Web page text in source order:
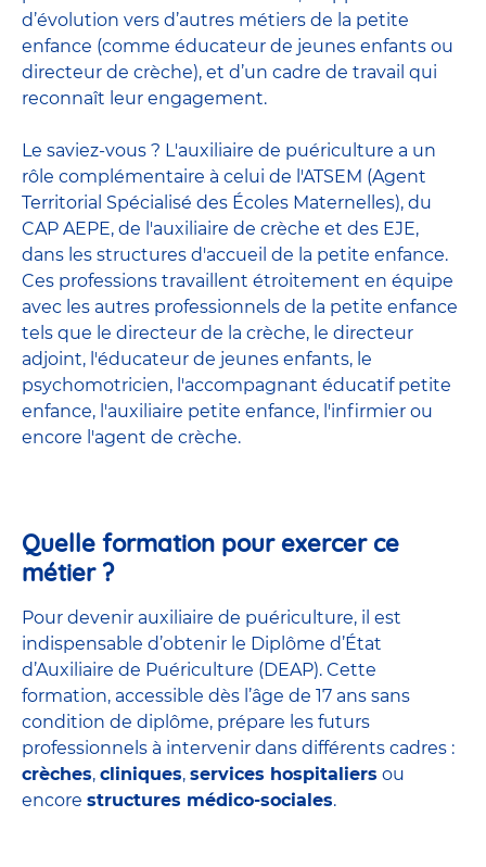
d’évolution vers d’autres métiers de la petite
enfance (comme éducateur de jeunes enfants ou
directeur de crèche), et d’un cadre de travail qui
reconnaît leur engagement.
Le saviez-vous ? L'auxiliaire de puériculture a un
rôle complémentaire à celui de l'ATSEM (Agent
Territorial Spécialisé des Écoles Maternelles), du
CAP AEPE, de l'auxiliaire de crèche et des EJE,
dans les structures d'accueil de la petite enfance.
Ces professions travaillent étroitement en équipe
avec les autres professionnels de la petite enfance
tels que le directeur de la crèche, le directeur
adjoint, l'éducateur de jeunes enfants, le
psychomotricien, l'accompagnant éducatif petite
enfance, l'auxiliaire petite enfance, l'infirmier ou
encore l'agent de crèche.
Quelle formation pour exercer ce
métier ?
Pour devenir auxiliaire de puériculture, il est
indispensable d’obtenir le Diplôme d’État
d’Auxiliaire de Puériculture (DEAP). Cette
formation, accessible dès l’âge de 17 ans sans
condition de diplôme, prépare les futurs
professionnels à intervenir dans différents cadres :
crèches, cliniques, services hospitaliers ou
encore structures médico-sociales.